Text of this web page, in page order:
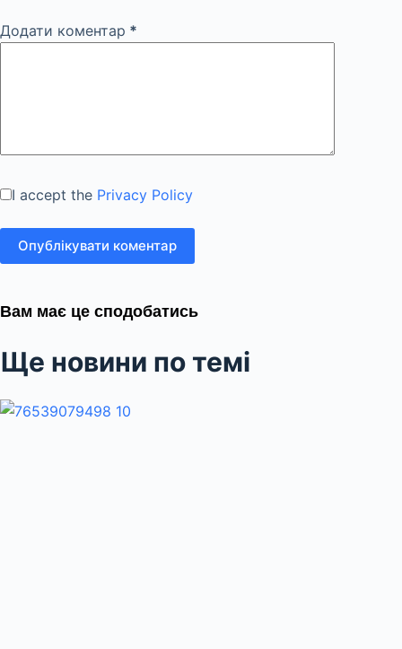
Додати коментар *
I accept the Privacy Policy
Опублікувати коментар
Вам має це сподобатись
Ще новини по темі